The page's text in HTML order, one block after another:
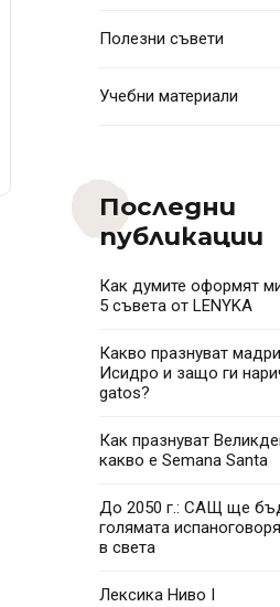
Полезни съвети
Учебни материали
Последни
публикации
Как думите оформят
5 съвета от LENYKA
Какво празнуват
Исидро и защо ги
gatos?
Как празнуват
какво e Semana Santa
До 2050 г.: САЩ ще
голямата
в света
Лексика Ниво I